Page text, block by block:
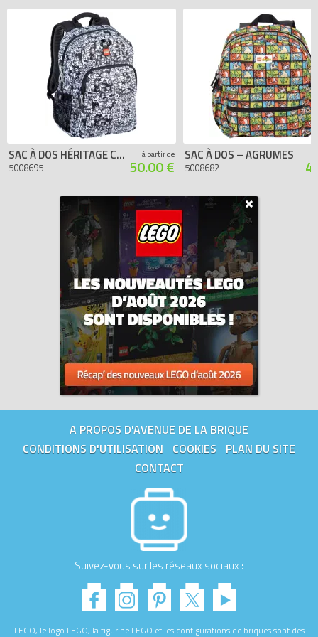
SAC À DOS HÉRITAGE CLASSIQUE – MINIFIGURINES À COLORIER
5008695
à partir de
50.00 €
SAC À DOS – AGRUMES
5008682
A PROPOS D'AVENUE DE LA BRIQUE
CONDITIONS D'UTILISATION
COOKIES
PLAN DU SITE
CONTACT
Suivez-vous sur les réseaux sociaux :
LEGO, le logo LEGO, la figurine LEGO et les configurations de briques sont des